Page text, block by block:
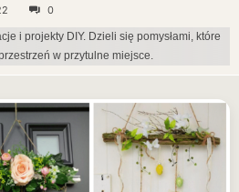
0
i projekty DIY. Dzieli się pomysłami, które
w przytulne miejsce.